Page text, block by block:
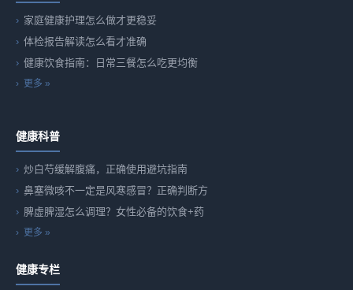
家庭健康护理怎么做才更稳妥
体检报告解读怎么看才准确
健康饮食指南：日常三餐怎么吃更均衡
更多 »
健康科普
炒白芍缓解腹痛，正确使用避坑指南
鼻塞微咳不一定是风寒感冒？正确判断方
脾虚脾湿怎么调理？女性必备的饮食+药
更多 »
健康专栏